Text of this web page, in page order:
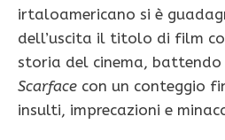
irtaloamericano si è
dell’uscita il titolo di film
storia del cinema, battendo
Scarface con un conteggio
insulti, imprecazioni e